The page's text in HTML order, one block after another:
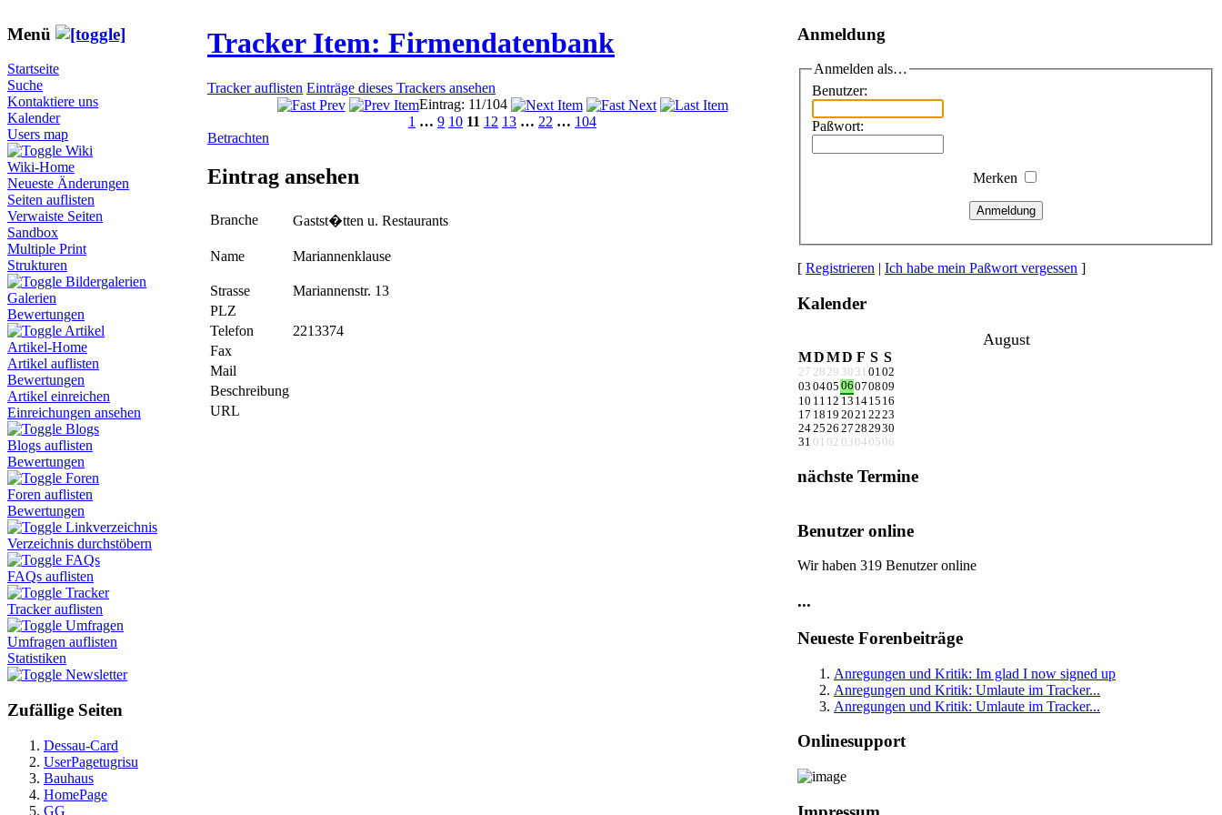
Menü
Startseite
Suche
Kontaktiere uns
Kalender
Users map
Wiki
Wiki-Home
Neueste Änderungen
Seiten auflisten
Verwaiste Seiten
Sandbox
Multiple Print
Strukturen
Bildergalerien
Galerien
Bewertungen
Artikel
Artikel-Home
Artikel auflisten
Bewertungen
Artikel einreichen
Einreichungen ansehen
Blogs
Blogs auflisten
Bewertungen
Foren
Foren auflisten
Bewertungen
Linkverzeichnis
Verzeichnis durchstöbern
FAQs
FAQs auflisten
Tracker
Tracker auflisten
Umfragen
Umfragen auflisten
Statistiken
Newsletter
Zufällige Seiten
Dessau-Card
UserPagetugrisu
Bauhaus
HomePage
GG
Tracker Item: Firmendatenbank
Tracker auflisten Einträge dieses Trackers ansehen
Eintrag: 11/104
1 … 9 10 11 12 13 … 22 … 104
Betrachten
Eintrag ansehen
Branche Gastst�tten u. Restaurants
Name Mariannenklause
Strasse
Mariannenstr. 13
PLZ
Telefon
2213374
Fax
Mail
Beschreibung
URL
Anmeldung
Anmelden als…
Benutzer:
Paßwort:
Merken
Anmeldung
[ Registrieren | Ich habe mein Paßwort vergessen ]
Kalender
August
MDMD F S S
27 28 29 30 31 0102
03 0405 06070809
10 11 12 13 1415 16
17 18 19 20212223
242526 27282930
31 01 02 03 04 05 06
nächste Termine
Benutzer online
Wir haben 319 Benutzer online
...
Neueste Forenbeiträge
Anregungen und Kritik: Im glad I now signed up
Anregungen und Kritik: Umlaute im Tracker...
Anregungen und Kritik: Umlaute im Tracker...
Onlinesupport